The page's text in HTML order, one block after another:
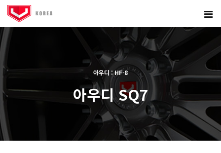
아우디 : HF-8
아우디 SQ7